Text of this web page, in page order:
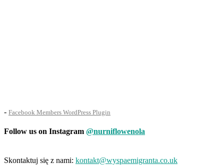
- Facebook Members WordPress Plugin
Follow us on Instagram @nurniflowenola
Skontaktuj się z nami: kontakt@wyspaemigranta.co.uk